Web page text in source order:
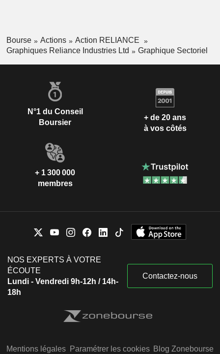
Bourse Actions
Action RELIANCE
Graphiques Reliance Industries Ltd
Graphique Sectoriel
N°1 du Conseil
Boursier
+ de 20 ans
à vos côtés
+ 1 300 000
membres
NOS EXPERTS À VOTRE
ÉCOUTE
Lundi - Vendredi 9h-12h / 14h-
18h
Contactez-nous
Mentions légales Paramétrer les cookies Blog Zonebourse